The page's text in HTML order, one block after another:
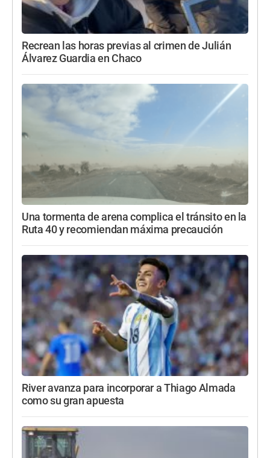
Recrean las horas previas al crimen de Julián
Álvarez Guardia en Chaco
Una tormenta de arena complica el tránsito en la
Ruta 40 y recomiendan máxima precaución
River avanza para incorporar a Thiago Almada
como su gran apuesta